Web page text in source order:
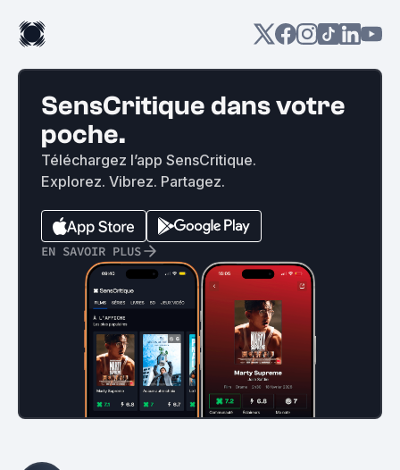
SensCritique dans votre
poche.
Téléchargez l’app SensCritique.
Explorez. Vibrez. Partagez.
EN SAVOIR PLUS